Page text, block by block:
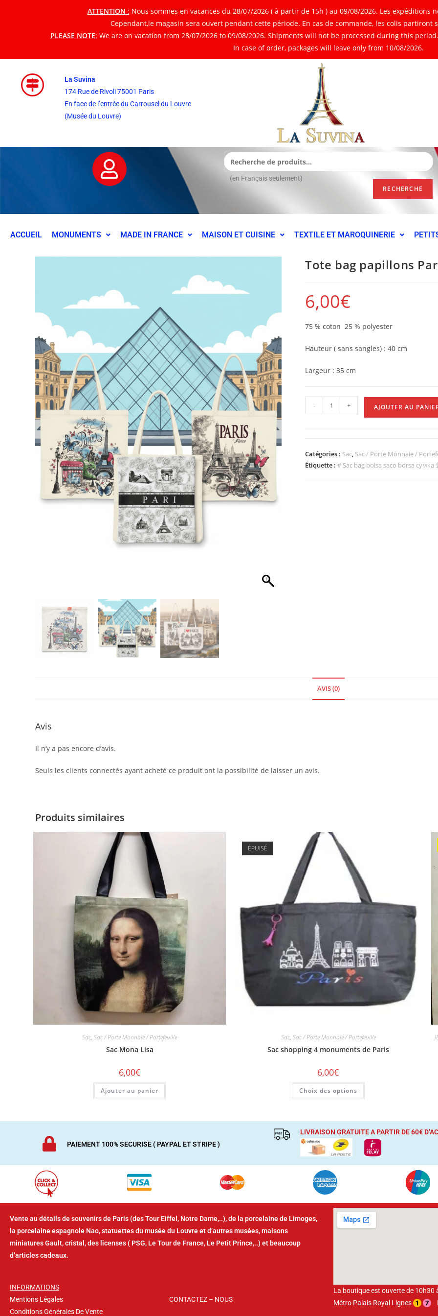
ATTENTION : Nous sommes en vacances du 28/07/2026 ( à partir de 15h ) au 09/08/2026. Les expéditions
Cependant,le magasin sera ouvert pendant cette période. En cas de commande, les colis partiront
PLEASE NOTE: We are on vacation from 28/07/2026 to 09/08/2026. Shipments will not be processed during this
In case of order, packages will leave only from 10/08/2026.
La Suvina
174 Rue de Rivoli 75001 Paris
En face de l’entrée du Carrousel du Louvre
(Musée du Louvre)
RECHERCHE
(en Français seulement)
ACCUEIL MONUMENTS MADE IN FRANCE MAISON ET CUISINE TEXTILE ET MAROQUINERIE
Tote bag papillons
6,00€
75 % coton 25 % polyester
Hauteur ( sans sangles) : 40 cm
Largeur : 35 cm
- + AJOUTER AU
Catégories : Sac, Sac / Porte Monnaie /
Étiquette : # Sac bag bolsa saco borsa сумка
AVIS (0)
Avis
Il n’y a pas encore d’avis.
Seuls les clients connectés ayant acheté ce produit ont la possibilité de laisser un avis.
Produits similaires
Sac,Sac / Porte Monnaie / Portefeuille
Sac Mona Lisa
6,00€
Ajouter au panier
ÉPUISÉ
Sac, Sac / Porte Monnaie / Portefeuille
Sac shopping 4 monuments de Paris
6,00€
Choix des options
PAIEMENT 100% SECURISE ( PAYPAL ET STRIPE )
LIVRAISON GRATUITE A PARTIR DE 60€
Vente au détails de souvenirs de Paris (des Tour Eiffel, Notre Dame,..), de la porcelaine de Limoges,
la porcelaine espagnole Nao, statuettes du musée du Louvre et d’autres musées, maisons
miniatures Gault, cristal, des licenses ( PSG, Le Tour de France, Le Petit Prince,..) et beaucoup
d’articles cadeaux.
INFORMATIONS
Mentions Légales
Conditions Générales De Vente
CONTACTEZ – NOUS
La boutique est ouverte de
Métro Palais Royal Lignes